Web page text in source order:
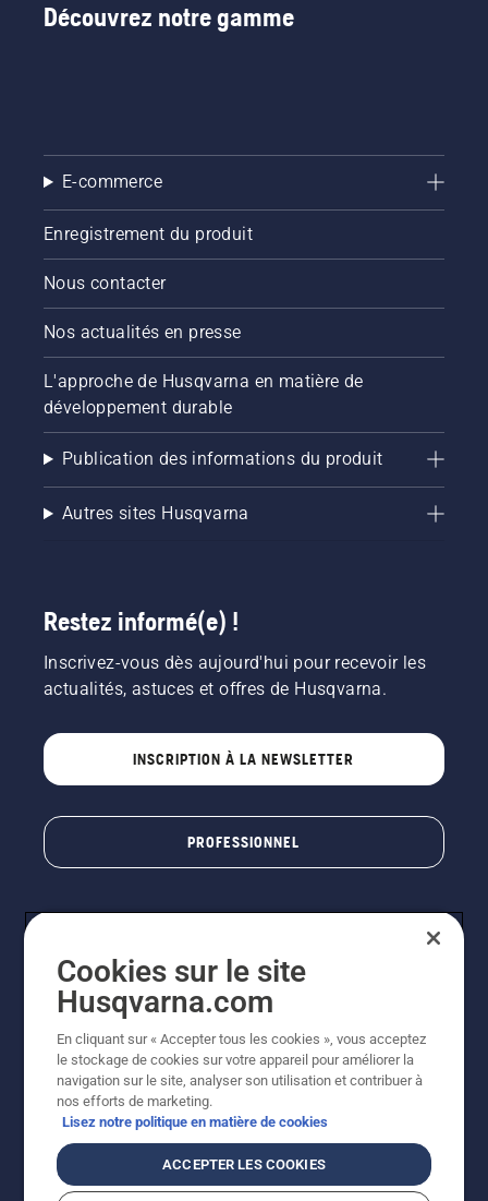
Découvrez notre gamme
E-commerce
Enregistrement du produit
Nous contacter
Nos actualités en presse
L'approche de Husqvarna en matière de
développement durable
Publication des informations du produit
Autres sites Husqvarna
Restez informé(e) !
Inscrivez-vous dès aujourd'hui pour recevoir les
actualités, astuces et offres de Husqvarna.
INSCRIPTION À LA NEWSLETTER
PROFESSIONNEL
© Husqvarna AB (publ). Tous droits réservés. Les prix
indiqués sont des prix de vente conseillés. Photos non
contractuelles. Tous les prix indiqués sont des prix de
disponible pour un achat direct.
Mentions légalesPolitique relative aux cookies
Cookies sur le site
Husqvarna.com
En cliquant sur « Accepter tous les cookies », vous acceptez
le stockage de cookies sur votre appareil pour améliorer la
navigation sur le site, analyser son utilisation et contribuer à
nos efforts de marketing.
Lisez notre politique en matière de cookies
ACCEPTER LES COOKIES